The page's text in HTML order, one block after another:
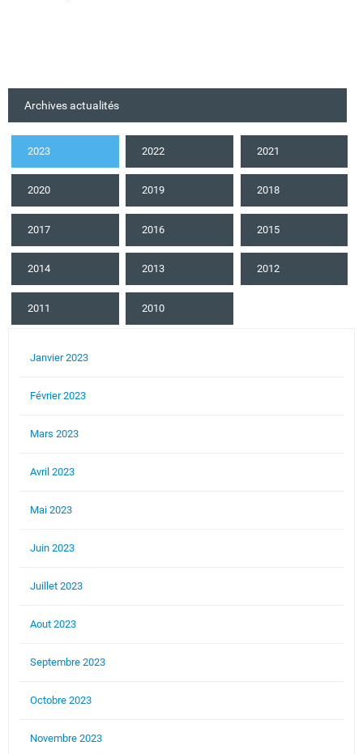
Archives actualités
2023 2022 2021
2020 2019 2018
2017 2016 2015
2014 2013 2012
2011 2010
Janvier 2023
Février 2023
Mars 2023
Avril 2023
Mai 2023
Juin 2023
Juillet 2023
Aout 2023
Septembre 2023
Octobre 2023
Novembre 2023